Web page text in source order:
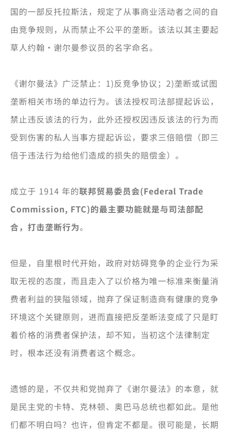
国的一部反托拉斯法，规定了从事商业活动者之间的自
由竞争规则，从而禁止不公平的垄断。该法以其主要起
草人约翰·谢尔曼参议员的名字命名。
《谢尔曼法》广泛禁止：1)反竞争协议；2)垄断或试图
垄断相关市场的单边行为。该法授权司法部提起诉讼，
禁止违反该法的行为，此外还授权因违反该法的行为而
受到伤害的私人当事方提起诉讼，要求三倍赔偿（即三
倍于违法行为给他们造成的损失的赔偿金）。
成立于 1914 年的联邦贸易委员会(Federal Trade
Commission, FTC)的最主要功能就是与司法部配
合，打击垄断行为。
但是，自里根时代开始，政府对妨碍竞争的企业行为采
取无视的态度，而且走入了以价格为唯一标准来衡量消
费者利益的狭隘领域，抛弃了保证制造商有健康的竞争
环境这个关键原则，进而直接把反垄断法变成了只是盯
着价格的消费者保护法，却不知，当初这个法律制定
时，根本还没有消费者这个概念。
遗憾的是，不仅共和党抛弃了《谢尔曼法》的本意，就
是民主党的卡特、克林顿、奥巴马总统也都如此。是他
们都不明白吗？也许，但肯定不都是。很可能是，长期